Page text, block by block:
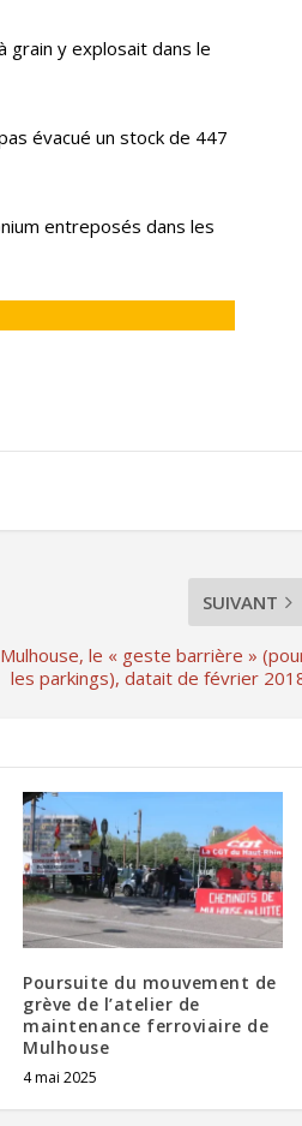
grain y explosait dans le
évacué un stock de 447
entreposés dans les
SUIVANT
le « geste barrière »
les parkings), datait de février
Poursuite du mouvement de
grève de l’atelier de
maintenance ferroviaire de
Mulhouse
4 mai 2025